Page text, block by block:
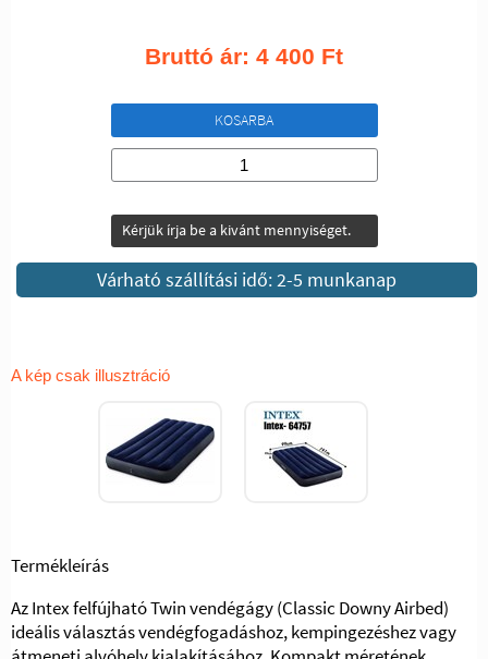
Bruttó ár: 4 400 Ft
KOSARBA
Kérjük írja be a kivánt mennyiséget.
Várható szállítási idő: 2-5 munkanap
A kép csak illusztráció
Termékleírás
Az Intex felfújható Twin vendégágy (Classic Downy Airbed)
ideális választás vendégfogadáshoz, kempingezéshez vagy